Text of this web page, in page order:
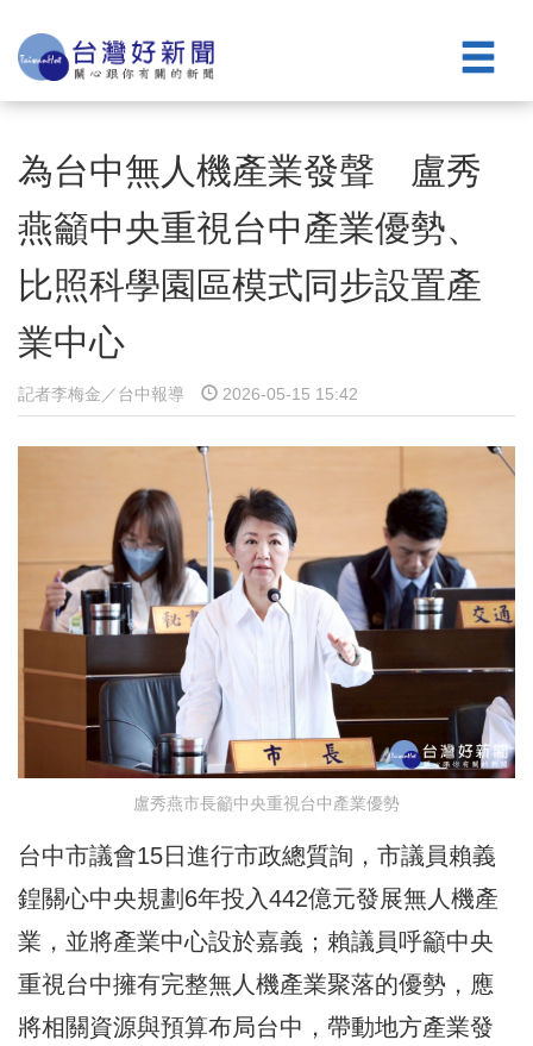
為台中無人機產業發聲 盧秀
燕籲中央重視台中產業優勢、
比照科學園區模式同步設置產
業中心
記者李梅金／台中報導 2026-05-15 15:42
盧秀燕市長籲中央重視台中產業優勢
台中市議會15日進行市政總質詢，市議員賴義
鍠關心中央規劃6年投入442億元發展無人機產
業，並將產業中心設於嘉義；賴議員呼籲中央
重視台中擁有完整無人機產業聚落的優勢，應
將相關資源與預算布局台中，帶動地方產業發